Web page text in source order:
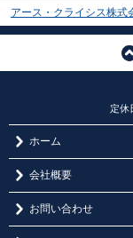
アース・クライシス株式
定休
ホーム
会社概要
お問い合わせ